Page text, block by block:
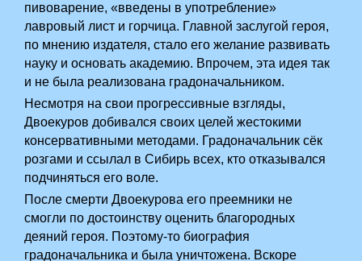
пивоварение, «введены в употребление»
лавровый лист и горчица. Главной заслугой героя,
по мнению издателя, стало его желание развивать
науку и основать академию. Впрочем, эта идея так
и не была реализована градоначальником.
Несмотря на свои прогрессивные взгляды,
Двоекуров добивался своих целей жестокими
консервативными методами. Градоначальник сёк
розгами и ссылал в Сибирь всех, кто отказывался
подчиняться его воле.
После смерти Двоекурова его преемники не
смогли по достоинству оценить благородных
деяний героя. Поэтому-то биография
градоначальника и была уничтожена. Вскоре